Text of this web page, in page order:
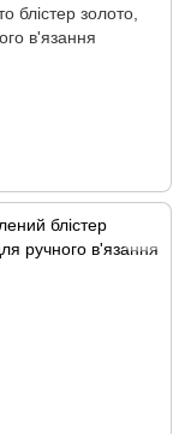
золото,
в'язання